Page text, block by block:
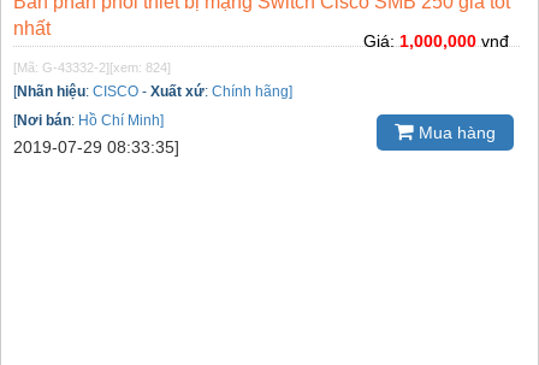
nhất
[Mã: G-43332-2] [xem: 824]
[Nhãn hiệu: CISCO - Xuất xứ: Chính hãng]
[Nơi bán: Hồ Chí Minh]
2019-07-29 08:33:35]
Giá:1,000,000vnđ
Mua hàng